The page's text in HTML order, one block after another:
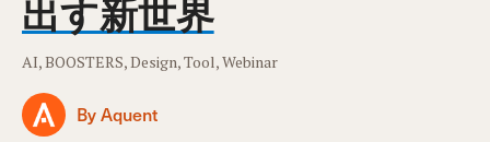
出す新世界
AI, BOOSTERS, Design, Tool, Webinar
By Aquent